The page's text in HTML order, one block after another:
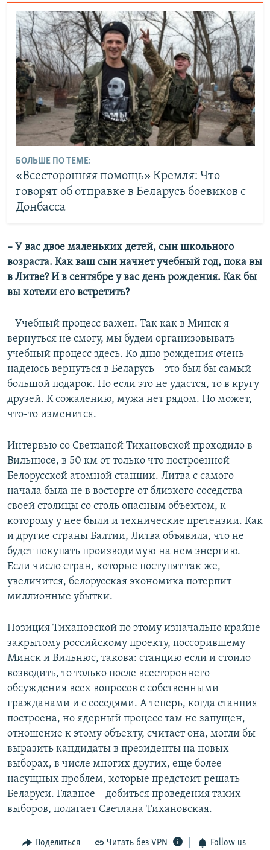
БОЛЬШЕ ПО ТЕМЕ:
«Всесторонняя помощь» Кремля: Что
говорят об отправке в Беларусь боевиков с
Донбасса
–​ У вас двое маленьких детей, сын школьного
возраста. Как ваш сын начнет учебный год, пока вы
в Литве? И в сентябре у вас день рождения. Как бы
вы хотели его встретить?
– Учебный процесс важен. Так как в Минск я
вернуться не смогу, мы будем организовывать
учебный процесс здесь. Ко дню рождения очень
надеюсь вернуться в Беларусь – это был бы самый
большой подарок. Но если это не удастся, то в кругу
друзей. К сожалению, мужа нет рядом. Но может,
что-то изменится.
Интервью со Светланой Тихановской проходило в
Вильнюсе, в 50 км от только что построенной
Белорусской атомной станции. Литва с самого
начала была не в восторге от близкого соседства
своей столицы со столь опасным объектом, к
которому у нее были и технические претензии. Как
и другие страны Балтии, Литва объявила, что не
будет покупать производимую на нем энергию.
Если число стран, которые поступят так же,
увеличится, белорусская экономика потерпит
миллионные убытки.
Позиция Тихановской по этому изначально крайне
закрытому российскому проекту, поссорившему
Минск и Вильнюс, такова: станцию если и стоило
возводить, то только после всестороннего
обсуждения всех вопросов с собственными
гражданами и с соседями. А теперь, когда станция
построена, но ядерный процесс там не запущен,
отношение к этому объекту, считает она, могли бы
выразить кандидаты в президенты на новых
выборах, в числе многих других, еще более
насущных проблем, которые предстоит решать
Беларуси. Главное – добиться проведения таких
выборов, полагает Светлана Тихановская.
Поделиться Читать без VPN Follow us